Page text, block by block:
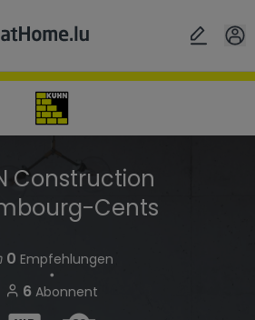
Construction
Cents
0 Empfehlungen
・
6 Abonnent